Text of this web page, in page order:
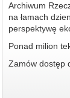
Archiwum
na łamach
perspektywę
Ponad milion
Zamów dostęp